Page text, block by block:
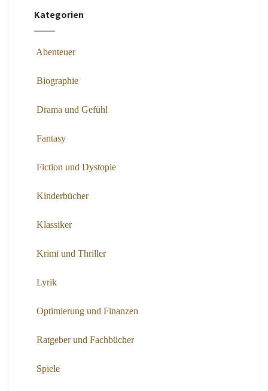
Kategorien
Abenteuer
Biographie
Drama und Gefühl
Fantasy
Fiction und Dystopie
Kinderbücher
Klassiker
Krimi und Thriller
Lyrik
Optimierung und Finanzen
Ratgeber und Fachbücher
Spiele